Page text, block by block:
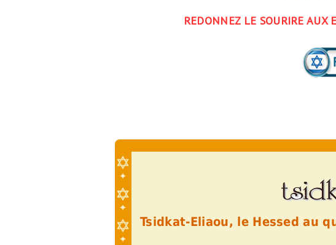
REDONNEZ LE SOURIRE AUX
Tsidkat-Eliaou, le Hessed au